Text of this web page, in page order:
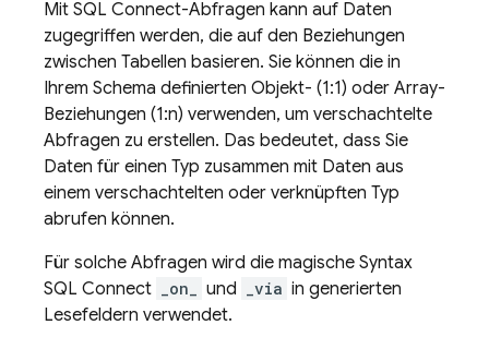
Mit SQL Connect-Abfragen kann auf Daten
zugegriffen werden, die auf den Beziehungen
zwischen Tabellen basieren. Sie können die in
Ihrem Schema definierten Objekt- (1:1) oder Array-
Beziehungen (1:n) verwenden, um verschachtelte
Abfragen zu erstellen. Das bedeutet, dass Sie
Daten für einen Typ zusammen mit Daten aus
einem verschachtelten oder verknüpften Typ
abrufen können.
Für solche Abfragen wird die magische Syntax
SQL Connect
_on_ und _via in generierten
Lesefeldern verwendet.